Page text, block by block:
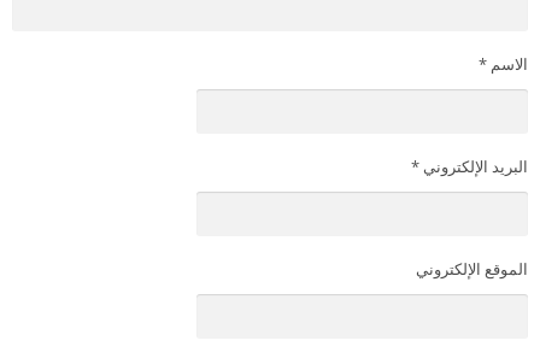
الاسم *
البريد الإلكتروني *
الموقع الإلكتروني